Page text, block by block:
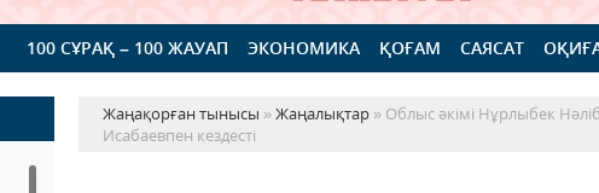
100 СҰРАҚ – 100 ЖАУАП ЭКОНОМИКА ҚОҒАМ САЯСАТ
Жаңақорған тынысы »Жаңалықтар » Облыс әкімі Нұрлыбек
Исабаевпен кездесті